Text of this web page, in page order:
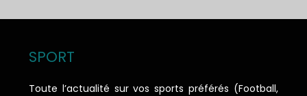
SPORT
Toute l’actualité sur vos sports préférés (Football,